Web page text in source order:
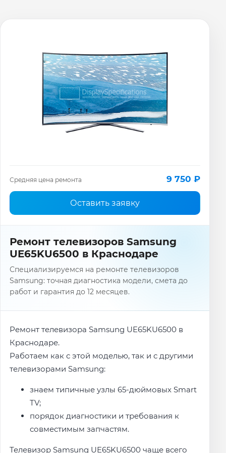
Средняя цена ремонта 9 750 ₽
Оставить заявку
Ремонт телевизоров Samsung
UE65KU6500 в Краснодаре
Специализируемся на ремонте телевизоров
Samsung: точная диагностика модели, смета до
работ и гарантия до 12 месяцев.
Ремонт телевизора Samsung UE65KU6500 в
Краснодаре.
Работаем как с этой моделью, так и с другими
телевизорами Samsung:
знаем типичные узлы 65-дюймовых Smart
TV;
порядок диагностики и требования к
совместимым запчастям.
Телевизор Samsung UE65KU6500 чаще всего